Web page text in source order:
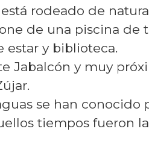
rodeado de
de una piscina
estar y biblioteca.
Jabalcón y muy
se han
tiempos fueron